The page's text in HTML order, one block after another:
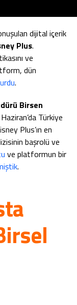
dijital içerik
Plus.
ve
dün
.
Birsen
Türkiye
Plus’ın en
başrolü ve
ve platformun bir
.